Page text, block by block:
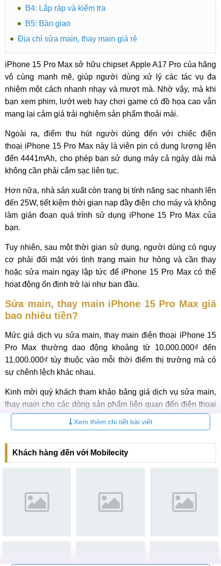
B4: Lắp ráp và kiểm tra
B5: Bàn giao
Địa chỉ sửa main, thay main giá rẻ
iPhone 15 Pro Max sở hữu chipset Apple A17 Pro của hãng
vô cùng mạnh mẽ, giúp người dùng xử lý các tác vụ đa
nhiệm một cách nhanh nhạy và mượt mà. Nhờ vậy, mà khi
bạn xem phim, lướt web hay chơi game có đồ họa cao vẫn
mang lại cảm giá trải nghiệm sản phẩm thoải mái.
Ngoài ra, điểm thu hút người dùng đến với chiếc điện
thoại iPhone 15 Pro Max này là viên pin có dung lượng lên
đến 4441mAh, cho phép bạn sử dụng máy cả ngày dài mà
không cần phải cắm sạc liên tục.
Hơn nữa, nhà sản xuất còn trang bị tính năng sạc nhanh lên
đến 25W, tiết kiệm thời gian nạp đầy điện cho máy và không
làm gián đoạn quá trình sử dụng iPhone 15 Pro Max của
bạn.
Tuy nhiên, sau một thời gian sử dụng, người dùng có nguy
cơ phải đối mặt với tình trạng main hư hỏng và cần thay
hoặc sửa main ngay lập tức để iPhone 15 Pro Max có thể
hoạt động ổn định trở lại như ban đầu.
Sửa main, thay main iPhone 15 Pro Max giá
bao nhiêu tiền?
Mức giá dịch vụ sửa main, thay main điện thoại iPhone 15
Pro Max thường dao động khoảng từ 10.000.000₫ đến
11.000.000₫ tùy thuộc vào mỗi thời điểm thị trường mà có
sự chênh lệch khác nhau.
Kinh mời quý khách tham khảo bảng giá dịch vụ sửa main,
thay main cho các dòng sản phẩm liên quan đến điện thoại
iPhone 15 đã bao gồm công cho thợ thay thế và thời gian
bảo hành dưới đây:
Bảng giá sửa main, thay main điện thoại iPhone 15 chi
tiết
Sửa main, thay main iPhone 15 Liên
Xem thêm chi tiết bài viết
Khách hàng đến với Mobilecity